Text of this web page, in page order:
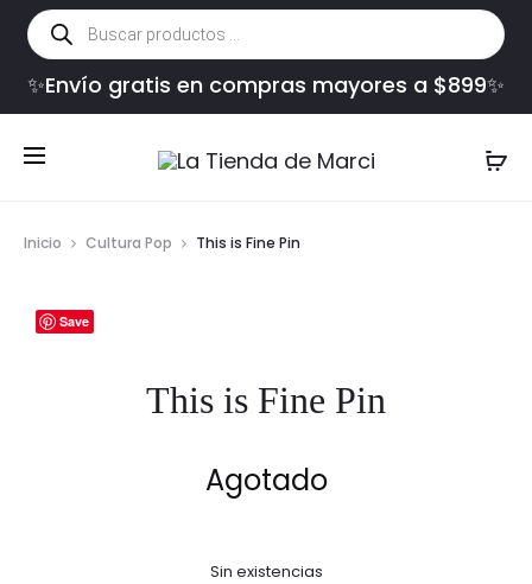
Búsqueda
de
productos
✨Envío gratis en compras mayores a $899✨
Inicio Cultura Pop This is Fine Pin
Save
This is Fine Pin
Agotado
Sin existencias